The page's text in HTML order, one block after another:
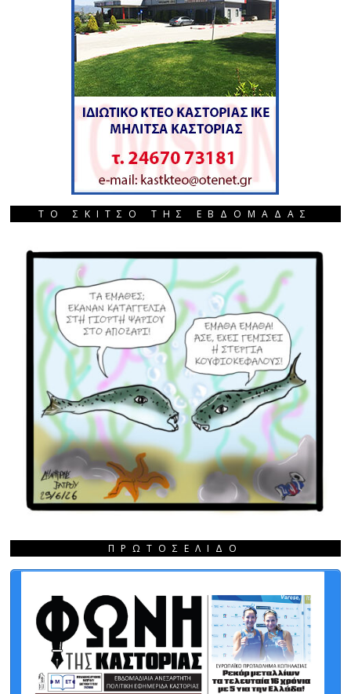
ΤΟ ΣΚΙΤΣΟ ΤΗΣ ΕΒΔΟΜΑΔΑΣ
ΠΡΩΤΟΣΈΛΙΔΟ